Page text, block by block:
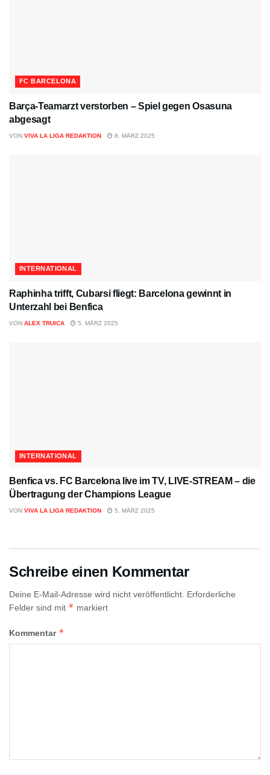
FC BARCELONA
Barça-Teamarzt verstorben – Spiel gegen Osasuna
abgesagt
VON VIVA LA LIGA REDAKTION 8. MÄRZ 2025
INTERNATIONAL
Raphinha trifft, Cubarsi fliegt: Barcelona gewinnt in
Unterzahl bei Benfica
VON ALEX TRUICA 5. MÄRZ 2025
INTERNATIONAL
Benfica vs. FC Barcelona live im TV, LIVE-STREAM – die
Übertragung der Champions League
VON VIVA LA LIGA REDAKTION 5. MÄRZ 2025
Schreibe einen Kommentar
Deine E-Mail-Adresse wird nicht veröffentlicht. Erforderliche
Felder sind mit * markiert
Kommentar *